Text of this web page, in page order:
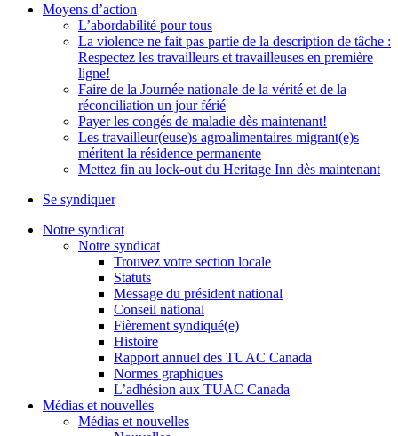
Moyens d’action
L’abordabilité pour tous
La violence ne fait pas partie de la description de tâche :
Respectez les travailleurs et travailleuses en première
ligne!
Faire de la Journée nationale de la vérité et de la
réconciliation un jour férié
Payer les congés de maladie dès maintenant!
Les travailleur(euse)s agroalimentaires migrant(e)s
méritent la résidence permanente
Mettez fin au lock-out du Heritage Inn dès maintenant
Se syndiquer
Notre syndicat
Notre syndicat
Trouvez votre section locale
Statuts
Message du président national
Conseil national
Fièrement syndiqué(e)
Histoire
Rapport annuel des TUAC Canada
Normes graphiques
L’adhésion aux TUAC Canada
Médias et nouvelles
Médias et nouvelles